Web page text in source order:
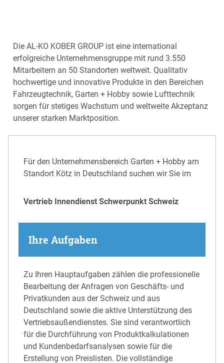
Die AL-KO KOBER GROUP ist eine international
erfolgreiche Unternehmensgruppe mit rund 3.550
Mitarbeitern an 50 Standorten weltweit. Qualitativ
hochwertige und innovative Produkte in den Bereichen
Fahrzeugtechnik, Garten + Hobby sowie Lufttechnik
sorgen für stetiges Wachstum und weltweite Akzeptanz
unserer starken Marktposition.
Für den Unternehmensbereich Garten + Hobby am
Standort Kötz in Deutschland suchen wir Sie im
Vertrieb Innendienst Schwerpunkt Schweiz
Ihre Aufgaben
Zu Ihren Hauptaufgaben zählen die professionelle
Bearbeitung der Anfragen von Geschäfts- und
Privatkunden aus der Schweiz und aus
Deutschland sowie die aktive Unterstützung des
Vertriebsaußendienstes. Sie sind verantwortlich
für die Durchführung von Produktkalkulationen
und Kundenbedarfsanalysen sowie für die
Erstellung von Preislisten. Die vollständige